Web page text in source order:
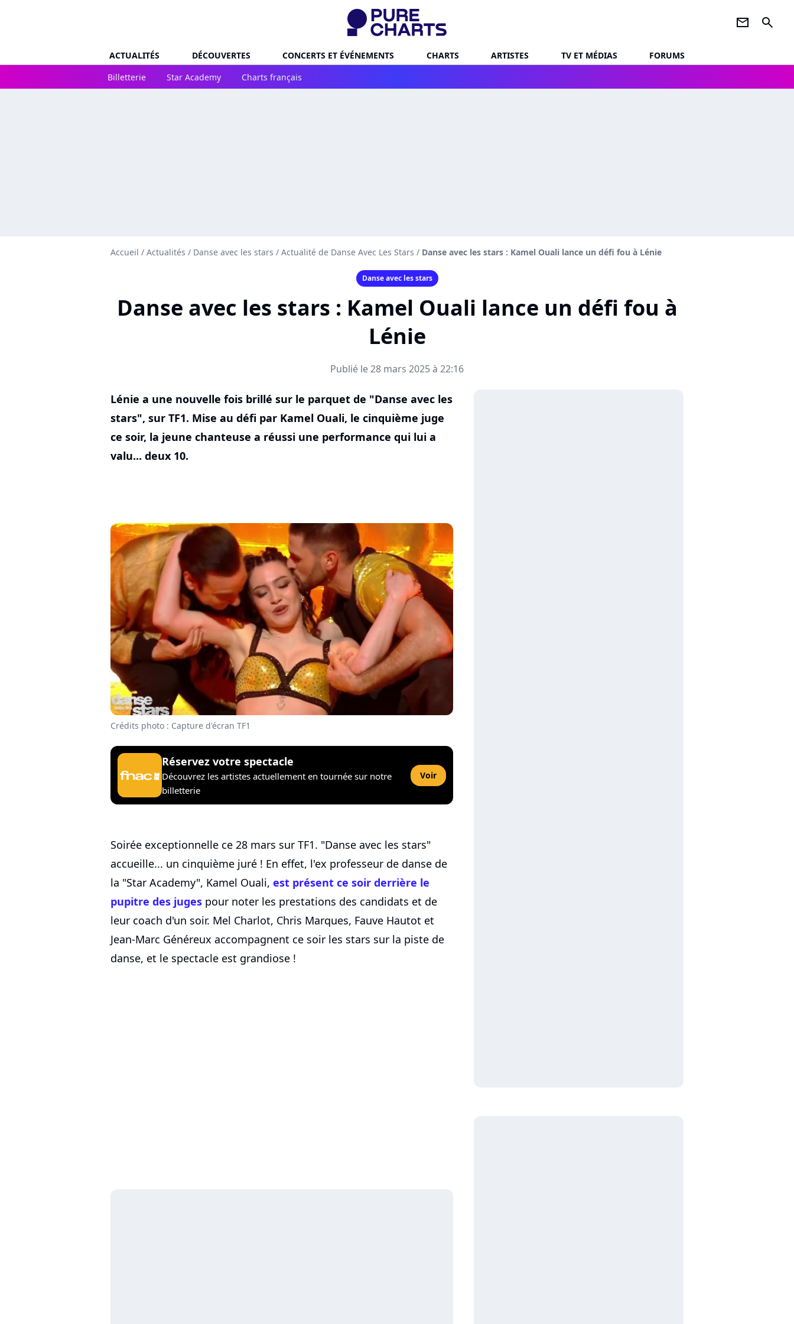
newsletter search
ACTUALITÉS DÉCOUVERTES CONCERTS ET ÉVÉNEMENTS CHARTS ARTISTES TV ET MÉDIAS
FORUMS
Billetterie
Star Academy Charts français
Accueil / Actualités / Danse avec les stars / Actualité de Danse Avec Les Stars / Danse avec les stars : Kamel Ouali lance un défi fou à Lénie
Danse avec les stars
Danse avec les stars : Kamel Ouali lance un défi fou à
Lénie
Publié le 28 mars 2025 à 22:16
Lénie a une nouvelle fois brillé sur le parquet de "Danse avec les
stars", sur TF1. Mise au défi par Kamel Ouali, le cinquième juge
ce soir, la jeune chanteuse a réussi une performance qui lui a
valu... deux 10.
Crédits photo : Capture d'écran TF1
Réservez votre spectacle
Découvrez les artistes actuellement en tournée sur notre
billetterie
Voir
Soirée exceptionnelle ce 28 mars sur TF1. "Danse avec les stars"
accueille... un cinquième juré ! En effet, l'ex professeur de danse de
la "Star Academy", Kamel Ouali, est présent ce soir derrière le
pupitre des juges pour noter les prestations des candidats et de
leur coach d'un soir. Mel Charlot, Chris Marques, Fauve Hautot et
Jean-Marc Généreux accompagnent ce soir les stars sur la piste de
danse, et le spectacle est grandiose !